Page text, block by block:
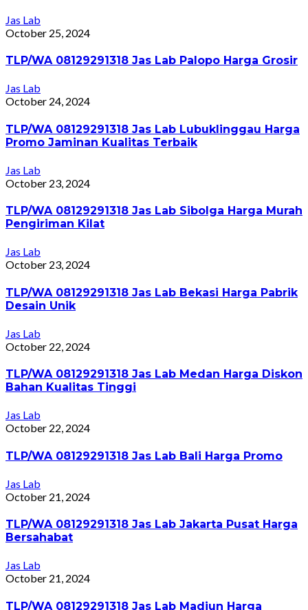
Jas Lab
October 25, 2024
TLP/WA 08129291318 Jas Lab Palopo Harga Grosir
Jas Lab
October 24, 2024
TLP/WA 08129291318 Jas Lab Lubuklinggau Harga
Promo Jaminan Kualitas Terbaik
Jas Lab
October 23, 2024
TLP/WA 08129291318 Jas Lab Sibolga Harga Murah
Pengiriman Kilat
Jas Lab
October 23, 2024
TLP/WA 08129291318 Jas Lab Bekasi Harga Pabrik
Desain Unik
Jas Lab
October 22, 2024
TLP/WA 08129291318 Jas Lab Medan Harga Diskon
Bahan Kualitas Tinggi
Jas Lab
October 22, 2024
TLP/WA 08129291318 Jas Lab Bali Harga Promo
Jas Lab
October 21, 2024
TLP/WA 08129291318 Jas Lab Jakarta Pusat Harga
Bersahabat
Jas Lab
October 21, 2024
TLP/WA 08129291318 Jas Lab Madiun Harga